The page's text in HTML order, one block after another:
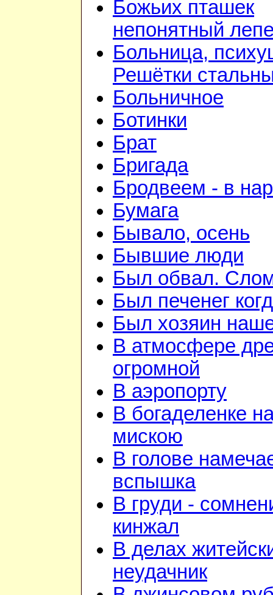
Божьих пташек
непонятный
Больница,
Решётки
Больничное
Ботинки
Брат
Бригада
Бродвеем - в
Бумага
Бывало, осень
Бывшие люди
Был обвал.
Был печенег
Был хозяин
В атмосфере
огромной
В аэропорту
В богаделенке
мискою
В голове
вспышка
В груди -
кинжал
В делах
неудачник